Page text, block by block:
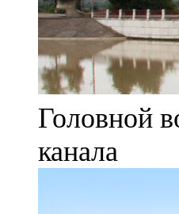
Головной
канала